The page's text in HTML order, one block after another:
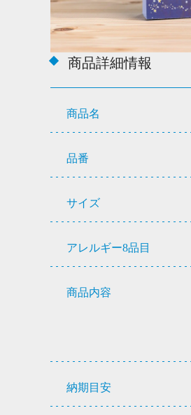
商品詳細情報
商品名
品番
サイズ
アレルギー8品目
商品内容
納期目安